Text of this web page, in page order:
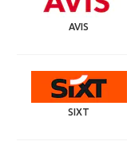
AVIS
SIXT